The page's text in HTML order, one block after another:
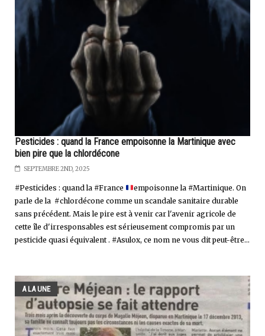
Pesticides : quand la France empoisonne la Martinique avec
bien pire que la chlordécone
SEPTEMBRE 2ND, 2025
#Pesticides : quand la #France
empoisonne la #Martinique. On
parle de la #chlordécone comme un scandale sanitaire durable
sans précédent. Mais le pire est à venir car l'avenir agricole de
cette île d'irresponsables est sérieusement compromis par un
pesticide quasi équivalent . #Asulox, ce nom ne vous dit peut-être...
A LA UNE